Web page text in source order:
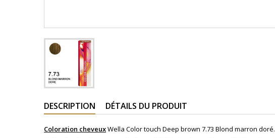
DESCRIPTION DÉTAILS DU PRODUIT
Coloration cheveuxWella Color touch Deep brown 7.73 Blond marron doré.